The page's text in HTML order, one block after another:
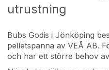
utrustning
Bubs Godis i Jönköping
pelletspanna av VEÅ AB.
och har ett större behov